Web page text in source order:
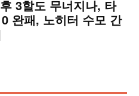
3할도 무너지나, 타
완패, 노히터 수모 간